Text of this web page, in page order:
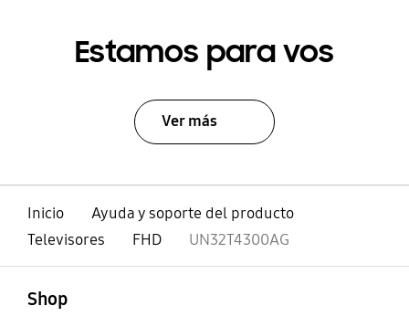
Estamos para vos
Ver más
Inicio
Ayuda y soporte del producto
Televisores
FHD UN32T4300AG
Shop